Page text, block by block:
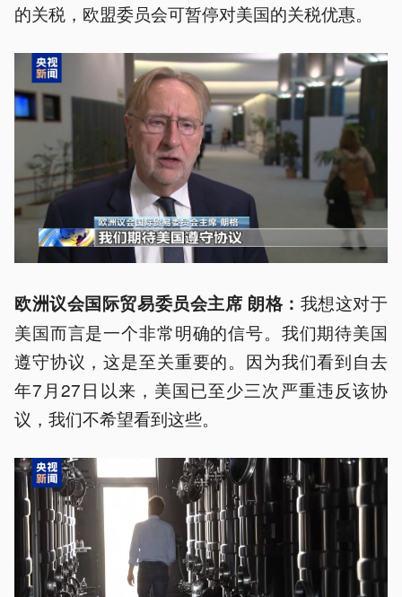
的关税，欧盟委员会可暂停对美国的关税优惠。
欧洲议会国际贸易委员会主席 朗格： 我想这对于
美国而言是一个非常明确的信号。我们期待美国
遵守协议，这是至关重要的。因为我们看到自去
年7月27日以来，美国已至少三次严重违反该协
议，我们不希望看到这些。